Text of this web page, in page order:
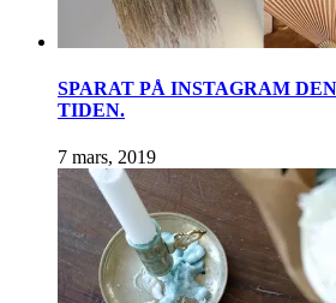
SPARAT PÅ INSTAGRAM
TIDEN.
7 mars, 2019